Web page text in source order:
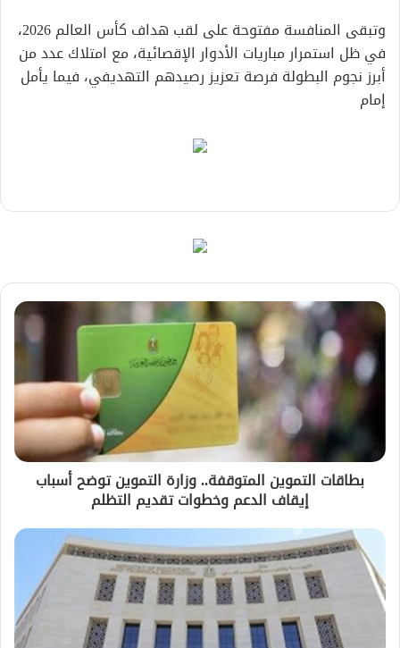
وتبقى المنافسة مفتوحة على لقب هداف كأس العالم 2026،
في ظل استمرار مباريات الأدوار الإقصائية، مع امتلاك عدد من
أبرز نجوم البطولة فرصة تعزيز رصيدهم التهديفي، فيما يأمل
إمام
بطاقات التموين المتوقفة.. وزارة التموين توضح أسباب
إيقاف الدعم وخطوات تقديم التظلم